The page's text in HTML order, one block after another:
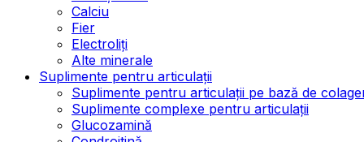
Calciu
Fier
Electroliți
Alte minerale
Suplimente pentru articulații
Suplimente pentru articulații pe bază de
Suplimente complexe pentru articulații
Glucozamină